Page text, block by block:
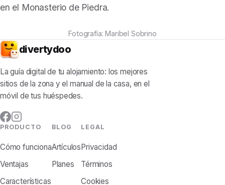
en el Monasterio de Piedra.
Fotografía: Maribel Sobrino
divertydoo
La guía digital de tu alojamiento: los mejores
sitios de la zona y el manual de la casa, en el
móvil de tus huéspedes.
PRODUCTO
Cómo funciona
Ventajas
Características
BLOG
Artículos
Planes
LEGAL
Privacidad
Términos
Cookies